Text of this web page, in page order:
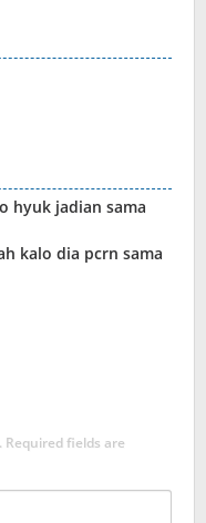
hyuk jadian sama
kalo dia pcrn sama
Required fields are